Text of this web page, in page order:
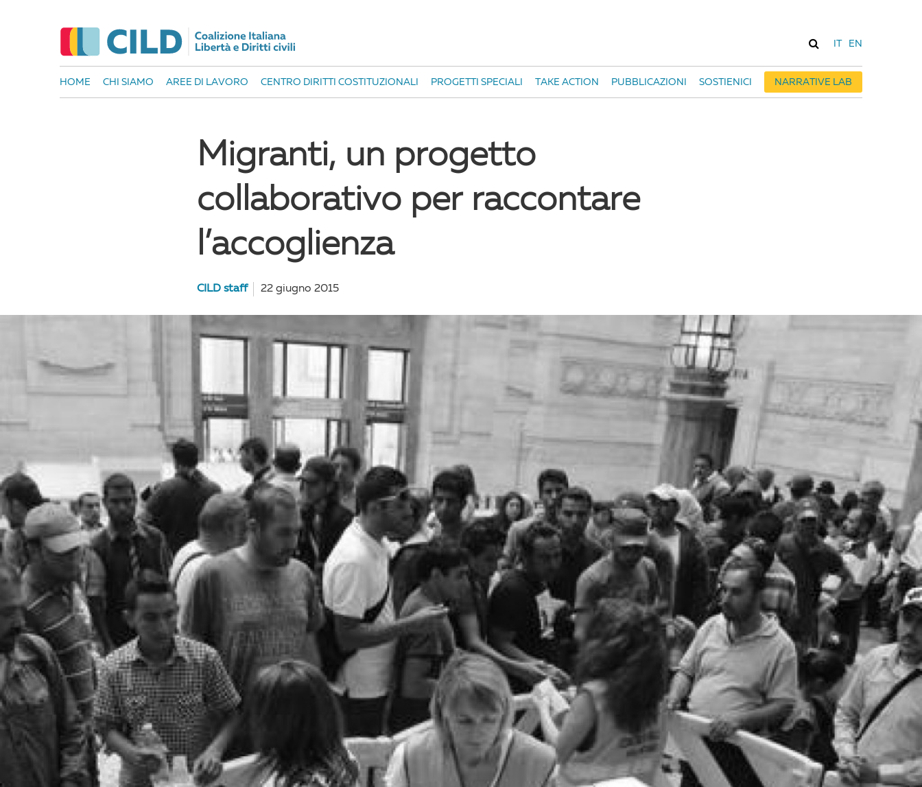
EN
HOME CHI SIAMO AREE DI LAVORO CENTRO DIRITTI COSTITUZIONALI PROGETTI SPECIALI TAKE ACTION PUBBLICAZIONI SOSTIENICI NARRATIVE LAB
Migranti, un progetto
collaborativo per raccontare
l’accoglienza
CILD staff 22 giugno 2015